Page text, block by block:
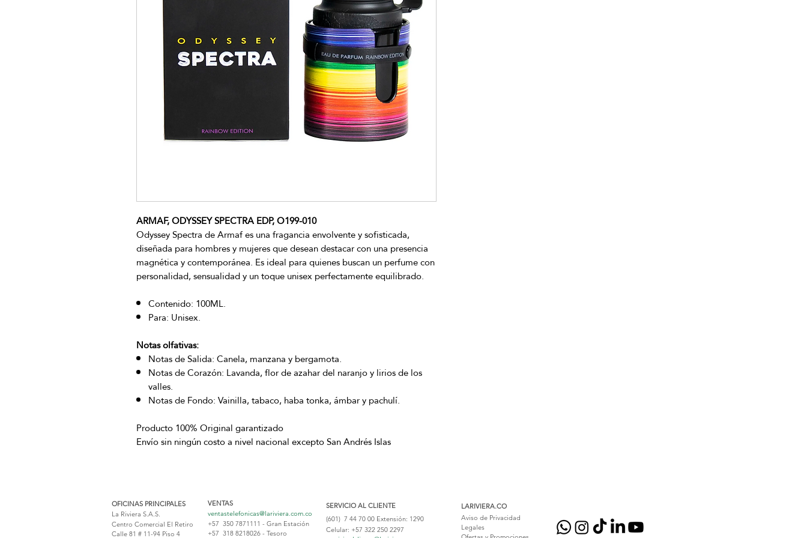
ARMAF, ODYSSEY SPECTRA EDP, O199-010
Odyssey Spectra de Armaf es una fragancia envolvente y sofisticada,
diseñada para hombres y mujeres que desean destacar con una presencia
magnética y contemporánea. Es ideal para quienes buscan un perfume con
personalidad, sensualidad y un toque unisex perfectamente equilibrado.
Contenido: 100ML.
Para: Unisex.
Notas olfativas:
Notas de Salida: Canela, manzana y bergamota.
Notas de Corazón: Lavanda, flor de azahar del naranjo y lirios de los
valles.
Notas de Fondo: Vainilla, tabaco, haba tonka, ámbar y pachulí.
Producto 100% Original garantizado
Envío sin ningún costo a nivel nacional excepto San Andrés Islas
OFICINAS PRINCIPALES
La Riviera S.A.S.
Centro Comercial El Retiro
Calle 81 # 11-94 Piso 4
VENTAS
ventastelefonicas@lariviera.com.co
+57 350 7871111 - Gran Estación
+57 318 8218026 - Tesoro
SERVICIO AL CLIENTE
(601) 7 44 70 00 Extensión: 1290
Celular: +57 322 250 2297
LARIVIERA.CO
Aviso de Privacidad
Legales